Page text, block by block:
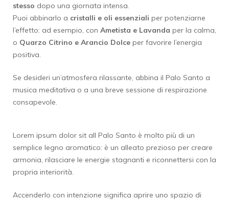
stesso dopo una giornata intensa.
Puoi abbinarlo a cristalli e oli essenziali per potenziarne
l’effetto: ad esempio, con Ametista e Lavanda per la calma,
o Quarzo Citrino e Arancio Dolce per favorire l’energia
positiva.
Se desideri un’atmosfera rilassante, abbina il Palo Santo a
musica meditativa o a una breve sessione di respirazione
consapevole.
Lorem ipsum dolor sit aIl Palo Santo è molto più di un
semplice legno aromatico: è un alleato prezioso per creare
armonia, rilasciare le energie stagnanti e riconnettersi con la
propria interiorità.
Accenderlo con intenzione significa aprire uno spazio di